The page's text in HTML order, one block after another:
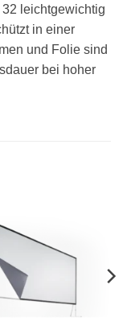
leichtgewichtig
in einer
und Folie sind
bei hoher